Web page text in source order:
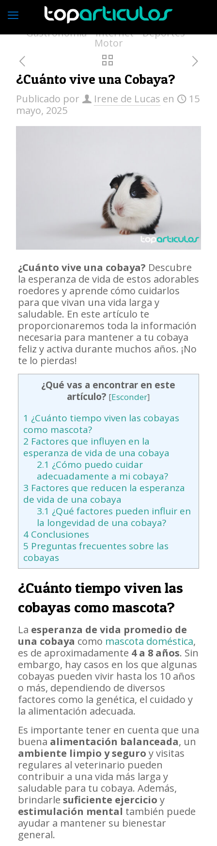
Economía Empresas Vivienda
Moda Turismo Medio ambiente
Gastronomía Internet Deportes
Motor
¿Cuánto vive una Cobaya?
Publicado por Irene de Lucas en
15
mayo, 2025
¿Cuánto vive una cobaya? Descubre
la esperanza de vida de estos adorables
roedores y aprende cómo cuidarlos
para que vivan una vida larga y
saludable. En este artículo te
proporcionaremos toda la información
necesaria para mantener a tu cobaya
feliz y activa durante muchos años. ¡No
te lo pierdas!
¿Qué vas a encontrar en este
artículo? [Esconder]
1 ¿Cuánto tiempo viven las cobayas
como mascota?
2 Factores que influyen en la
esperanza de vida de una cobaya
2.1 ¿Cómo puedo cuidar
adecuadamente a mi cobaya?
3 Factores que reducen la esperanza
de vida de una cobaya
3.1 ¿Qué factores pueden influir en
la longevidad de una cobaya?
4Conclusiones
5 Preguntas frecuentes sobre las
cobayas
¿Cuánto tiempo viven las
cobayas como mascota?
La esperanza de vida promedio de
una cobaya como mascota doméstica,
es de aproximadamente 4 a 8 años. Sin
embargo, hay casos en los que algunas
cobayas pueden vivir hasta los 10 años
o más, dependiendo de diversos
factores como la genética, el cuidado y
la alimentación adecuada.
Es importante tener en cuenta que una
buena alimentación balanceada, un
ambiente limpio y seguro y visitas
regulares al veterinario pueden
contribuir a una vida más larga y
saludable para tu cobaya. Además,
brindarle suficiente ejercicio y
estimulación mental también puede
ayudar a mantener su bienestar
general.